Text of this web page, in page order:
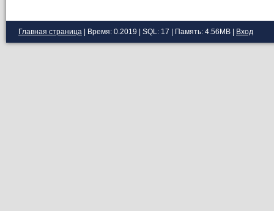
Главная страница | Время: 0.2019 | SQL: 17 | Память: 4.56MB Вход